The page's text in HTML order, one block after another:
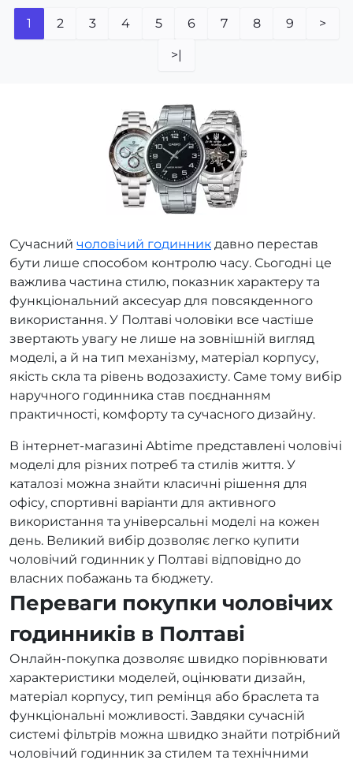
1 2 3 4 5 6 7 8 9 >
>|
Сучасний чоловічий годинник давно перестав
бути лише способом контролю часу. Сьогодні це
важлива частина стилю, показник характеру та
функціональний аксесуар для повсякденного
використання. У Полтаві чоловіки все частіше
звертають увагу не лише на зовнішній вигляд
моделі, а й на тип механізму, матеріал корпусу,
якість скла та рівень водозахисту. Саме тому вибір
наручного годинника став поєднанням
практичності, комфорту та сучасного дизайну.
В інтернет-магазині Abtime представлені чоловічі
моделі для різних потреб та стилів життя. У
каталозі можна знайти класичні рішення для
офісу, спортивні варіанти для активного
використання та універсальні моделі на кожен
день. Великий вибір дозволяє легко купити
чоловічий годинник у Полтаві відповідно до
власних побажань та бюджету.
Переваги покупки чоловічих
годинників в Полтаві
Онлайн-покупка дозволяє швидко порівнювати
характеристики моделей, оцінювати дизайн,
матеріал корпусу, тип ремінця або браслета та
функціональні можливості. Завдяки сучасній
системі фільтрів можна швидко знайти потрібний
чоловічий годинник за стилем та технічними